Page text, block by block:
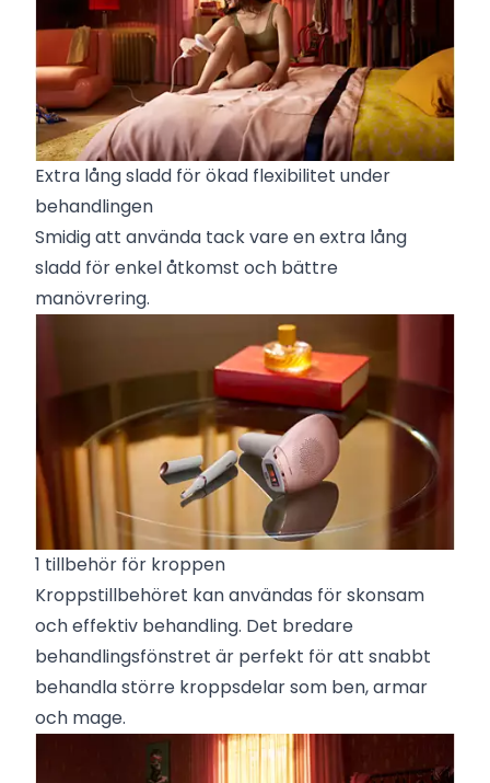
Extra lång sladd för ökad flexibilitet under
behandlingen
Smidig att använda tack vare en extra lång
sladd för enkel åtkomst och bättre
manövrering.
1 tillbehör för kroppen
Kroppstillbehöret kan användas för skonsam
och effektiv behandling. Det bredare
behandlingsfönstret är perfekt för att snabbt
behandla större kroppsdelar som ben, armar
och mage.